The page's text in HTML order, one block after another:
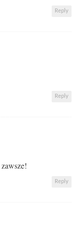
Reply
Reply
Reply